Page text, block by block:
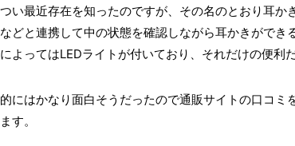
い最近存在を知ったのですが、その名のとおり耳か
どと連携して中の状態を確認しながら耳かきができ
よってはLEDライトが付いており、それだけの便利
にはかなり面白そうだったので通販サイトの口コミ
す。